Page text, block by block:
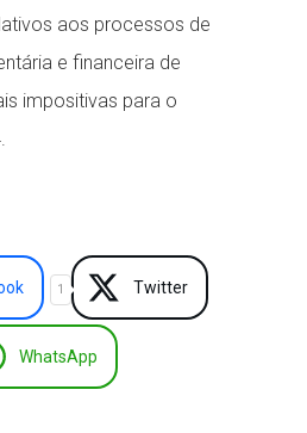
aos processos de
e financeira de
impositivas para o
1 Twitter
WhatsApp